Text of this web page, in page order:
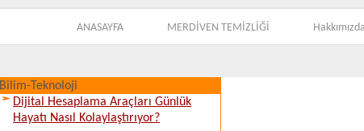
ANASAYFA MERDİVEN TEMİZLİĞİ Hakkımızda
Bilim-Teknoloji
Dijital Hesaplama Araçları Günlük
Hayatı Nasıl Kolaylaştırıyor?